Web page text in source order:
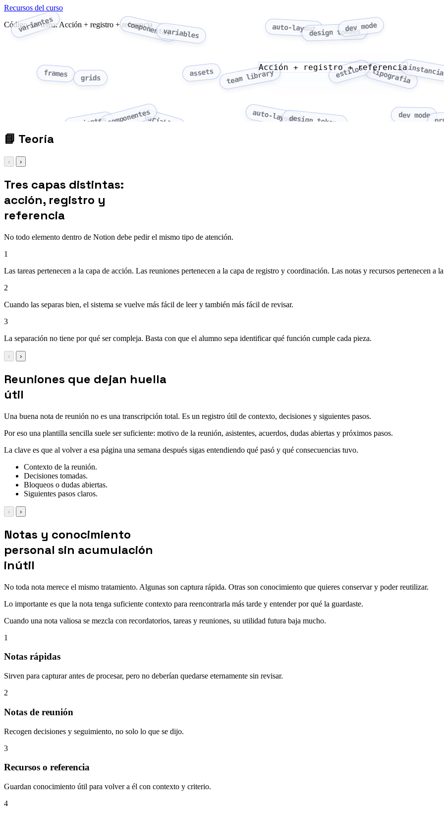
Recursos del curso
Código del tema: Acción + registro + referencia
variantes componentesvariables auto-layoutdesign tokensdev mode
frames grids
assets team library estilos tipografia
variantescomponentesvariables auto-layoutdesign tokens dev mode
Acción + registro + referencia
📘 Teoría
‹ ›
Tres capas distintas:
acción, registro y
referencia
No todo elemento dentro de Notion debe pedir el mismo tipo de atención.
1
Las tareas pertenecen a la capa de acción. Las reuniones pertenecen a la capa de registro y coordinación. Las notas y recursos pertenecen a
2
Cuando las separas bien, el sistema se vuelve más fácil de leer y también más fácil de revisar.
3
La separación no tiene por qué ser compleja. Basta con que el alumno sepa identificar qué función cumple cada pieza.
‹ ›
Reuniones que dejan huella
útil
Una buena nota de reunión no es una transcripción total. Es un registro útil de contexto, decisiones y siguientes pasos.
Por eso una plantilla sencilla suele ser suficiente: motivo de la reunión, asistentes, acuerdos, dudas abiertas y próximos pasos.
La clave es que al volver a esa página una semana después sigas entendiendo qué pasó y qué consecuencias tuvo.
Contexto de la reunión.
Decisiones tomadas.
Bloqueos o dudas abiertas.
Siguientes pasos claros.
‹ ›
Notas y conocimiento
personal sin acumulación
inútil
No toda nota merece el mismo tratamiento. Algunas son captura rápida. Otras son conocimiento que quieres conservar y poder reutilizar.
Lo importante es que la nota tenga suficiente contexto para reencontrarla más tarde y entender por qué la guardaste.
Cuando una nota valiosa se mezcla con recordatorios, tareas y reuniones, su utilidad futura baja mucho.
1
Notas rápidas
Sirven para capturar antes de procesar, pero no deberían quedarse eternamente sin revisar.
2
Notas de reunión
Recogen decisiones y seguimiento, no solo lo que se dijo.
3
Recursos o referencia
Guardan conocimiento útil para volver a él con contexto y criterio.
4